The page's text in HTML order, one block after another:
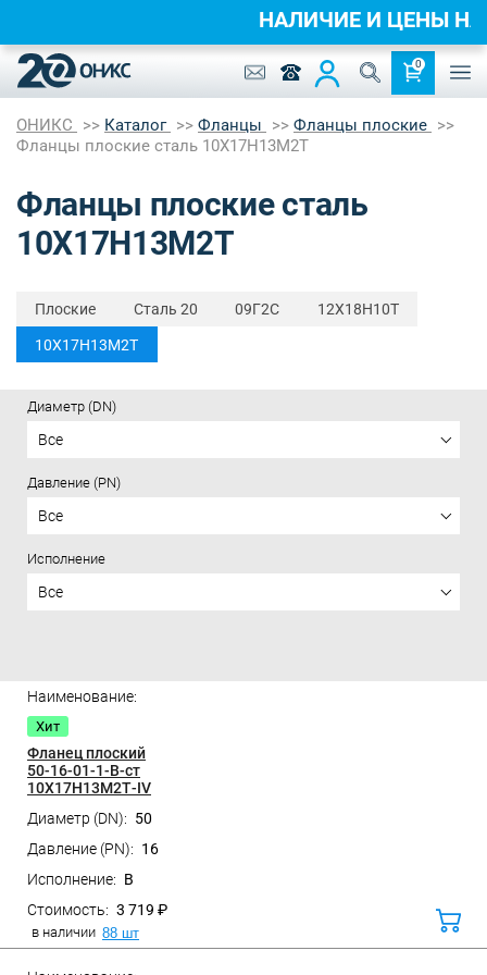
0
ОНИКС Каталог Фланцы
Фланцы плоские
Фланцы плоские сталь 10Х17Н13М2Т
Фланцы плоские сталь
10Х17Н13М2Т
Плоские Cталь 20 09Г2С 12Х18Н10Т
10Х17Н13М2Т
Диаметр (DN)
Все
Давление (PN)
Все
Исполнение
Все
Хит
Фланец плоский
50-16-01-1-B-ст
10Х17Н13М2Т-IV
50
16
B
3 719 ₽
в наличии 88 шт
НАЛИЧИЕ И ЦЕНЫ